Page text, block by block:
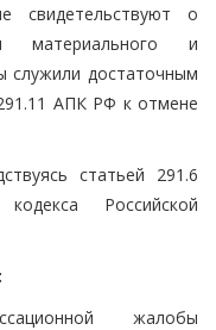
свидетельствуют о
материального и
служили достаточным
АПК РФ к отмене
статьей 291.6
Российской
жалобы